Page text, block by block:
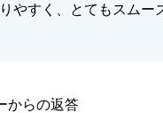
やすく、とてもスムー
ブル
からの返答